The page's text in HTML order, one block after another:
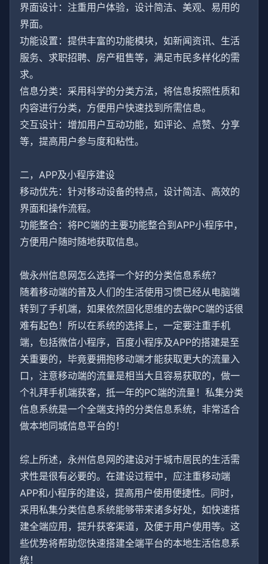
界面设计：注重用户体验，设计简洁、美观、易用的
界面。
功能设置：提供丰富的功能模块，如新闻资讯、生活
服务、求职招聘、房产租售等，满足市民多样化的需
求。
信息分类：采用科学的分类方法，将信息按照性质和
内容进行分类，方便用户快速找到所需信息。
交互设计：增加用户互动功能，如评论、点赞、分享
等，提高用户参与度和粘性。
二，APP及小程序建设
移动优先：针对移动设备的特点，设计简洁、高效的
界面和操作流程。
功能整合：将PC端的主要功能整合到APP小程序中，
方便用户随时随地获取信息。
做永州信息网怎么选择一个好的分类信息系统？
随着移动端的普及人们的生活使用习惯已经从电脑端
转到了手机端，如果依然固化思维的去做PC端的话很
难有起色！所以在系统的选择上，一定要注重手机
端，包括微信小程序，百度小程序及APP的搭建是至
关重要的，毕竟要拥抱移动端才能获取更大的流量入
口，注意移动端的流量是相当大且容易获取的，做一
个礼拜手机端获客，抵一年的PC端的流量！私集分类
信息系统是一个全端支持的分类信息系统，非常适合
做本地同城信息平台的！
综上所述，永州信息网的建设对于城市居民的生活需
求性是很有必要的。在建设过程中，应注重移动端
APP和小程序的建设，提高用户使用便捷性。同时，
采用私集分类信息系统能够带来诸多好处，如快速搭
建全端应用，提升获客渠道，及便于用户使用等。这
些优势将帮助您快速搭建全端平台的本地生活信息系
统！